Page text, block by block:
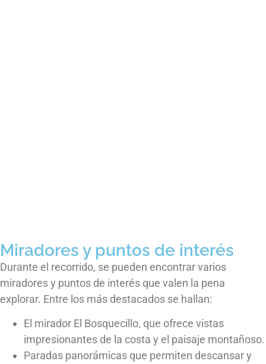
Miradores y puntos de interés
Durante el recorrido, se pueden encontrar varios
miradores y puntos de interés que valen la pena
explorar. Entre los más destacados se hallan:
El mirador El Bosquecillo, que ofrece vistas
impresionantes de la costa y el paisaje montañoso.
Paradas panorámicas que permiten descansar y